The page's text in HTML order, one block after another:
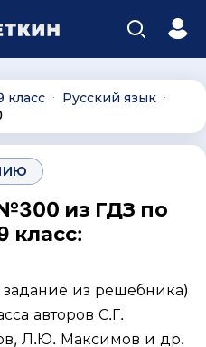
класс ∙ Русский язык ∙
из ГДЗ по
класс:
из решебника)
авторов С.Г.
Л.Ю. Максимов и др.